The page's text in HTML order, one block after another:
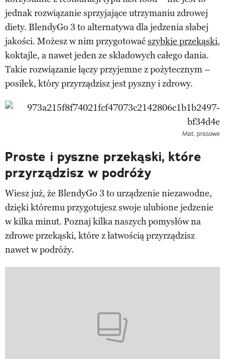
jednak rozwiązanie sprzyjające utrzymaniu zdrowej
diety. BlendyGo 3 to alternatywa dla jedzenia słabej
jakości. Możesz w nim przygotowaćszybkie przekąski,
koktajle, a nawet jeden ze składowych całego dania.
Takie rozwiązanie łączy przyjemne z pożytecznym –
posiłek, który przyrządzisz jest pyszny i zdrowy.
Mat. prasowe
Proste i pyszne przekąski, które
przyrządzisz w podróży
Wiesz już, że BlendyGo 3 to urządzenie niezawodne,
dzięki któremu przygotujesz swoje ulubione jedzenie
w kilka minut. Poznaj kilka naszych pomysłów na
zdrowe przekąski, które z łatwością przyrządzisz
nawet w podróży.